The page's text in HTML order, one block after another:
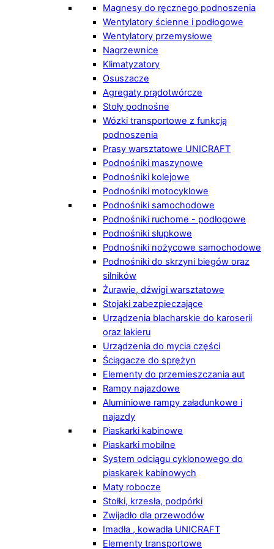
Magnesy do ręcznego podnoszenia
Wentylatory ścienne i podłogowe
Wentylatory przemysłowe
Nagrzewnice
Klimatyzatory
Osuszacze
Agregaty prądotwórcze
Stoły podnośne
Wózki transportowe z funkcją
podnoszenia
Prasy warsztatowe UNICRAFT
Podnośniki maszynowe
Podnośniki kolejowe
Podnośniki motocyklowe
Podnośniki samochodowe
Podnośniki ruchome - podłogowe
Podnośniki słupkowe
Podnośniki nożycowe samochodowe
Podnośniki do skrzyni biegów oraz
silników
Żurawie, dźwigi warsztatowe
Stojaki zabezpieczające
Urządzenia blacharskie do karoserii
oraz lakieru
Urządzenia do mycia części
Ściągacze do sprężyn
Elementy do przemieszczania aut
Rampy najazdowe
Aluminiowe rampy załadunkowe i
najazdy
Piaskarki kabinowe
Piaskarki mobilne
System odciągu cyklonowego do
piaskarek kabinowych
Maty robocze
Stołki, krzesła, podpórki
Zwijadło dla przewodów
Imadła , kowadła UNICRAFT
Elementy transportowe